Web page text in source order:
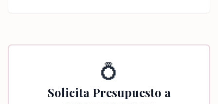
💍
Solicita Presupuesto a